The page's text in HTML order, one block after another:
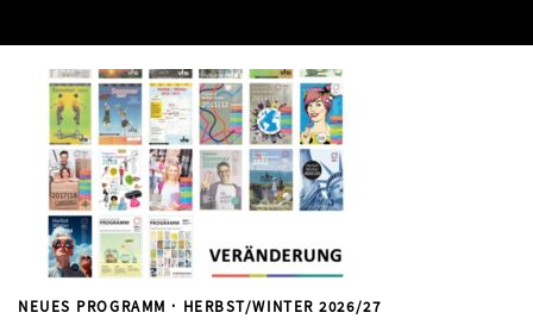
NEUES PROGRAMM · HERBST/WINTER 2026/27